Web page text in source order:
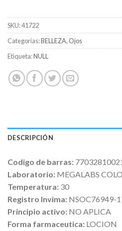
SKU:41722
Categorías:BELLEZA, Ojos
Etiqueta:NULL
DESCRIPCIÓN
Codigo de barras:
Laboratorio: MEGALABS
Temperatura: 30
Registro Invima: NSOC76949-
Principio activo: NO APLICA
Forma farmaceutica: LOCION